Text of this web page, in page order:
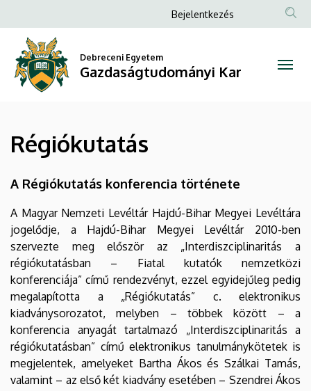
Gazdaságtudományi
a
tartalomra
Anonim
menüje
Bejelentkezés
Debreceni Egyetem
Gazdaságtudományi Kar
Régiókutatás
A Régiókutatás konferencia története
A Magyar Nemzeti Levéltár Hajdú-Bihar Megyei Levéltára
jogelődje, a Hajdú-Bihar Megyei Levéltár 2010-ben
szervezte meg először az „Interdiszciplinaritás a
régiókutatásban – Fiatal kutatók nemzetközi
konferenciája” című rendezvényt, ezzel egyidejűleg pedig
megalapította a „Régiókutatás” c. elektronikus
kiadványsorozatot, melyben – többek között – a
konferencia anyagát tartalmazó „Interdiszciplinaritás a
régiókutatásban” című elektronikus tanulmánykötetek is
megjelentek, amelyeket Bartha Ákos és Szálkai Tamás,
valamint – az első két kiadvány esetében – Szendrei Ákos